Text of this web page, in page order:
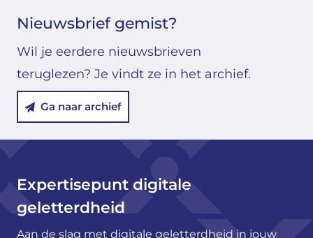
Nieuwsbrief gemist?
Wil je eerdere nieuwsbrieven
teruglezen? Je vindt ze in het archief.
Ga naar archief
Expertisepunt digitale
geletterdheid
Aan de slag met digitale geletterdheid in jouw